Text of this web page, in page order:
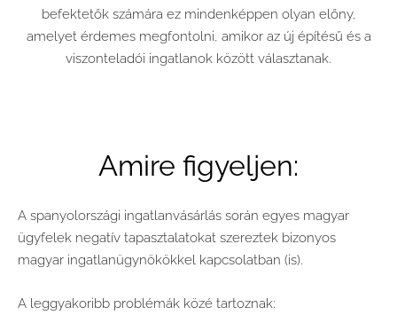
befektetők számára ez mindenképpen olyan előny,
amelyet érdemes megfontolni, amikor az új építésű és a
viszonteladói ingatlanok között választanak.
Amire figyeljen:
A spanyolországi ingatlanvásárlás során egyes magyar
ügyfelek negatív tapasztalatokat szereztek bizonyos
magyar ingatlanügynökökkel kapcsolatban (is).
A leggyakoribb problémák közé tartoznak: